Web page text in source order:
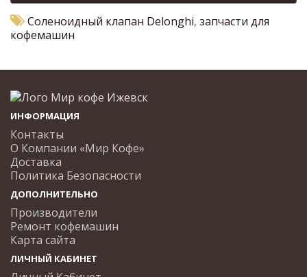
Соленоидный клапан Delonghi, запчасти для
кофемашин
ИНФОРМАЦИЯ
Контакты
О Компании «Мир Кофе»
Доставка
Политика Безопасности
ДОПОЛНИТЕЛЬНО
Производители
Ремонт кофемашин
Карта сайта
ЛИЧНЫЙ КАБИНЕТ